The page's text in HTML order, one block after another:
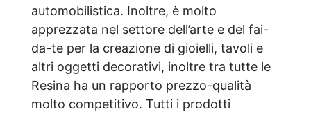
automobilistica. Inoltre, è molto
apprezzata nel settore dell’arte e del fai-
da-te per la creazione di gioielli, tavoli e
altri oggetti decorativi, inoltre tra tutte le
Resina ha un rapporto prezzo-qualità
molto competitivo. Tutti i prodotti